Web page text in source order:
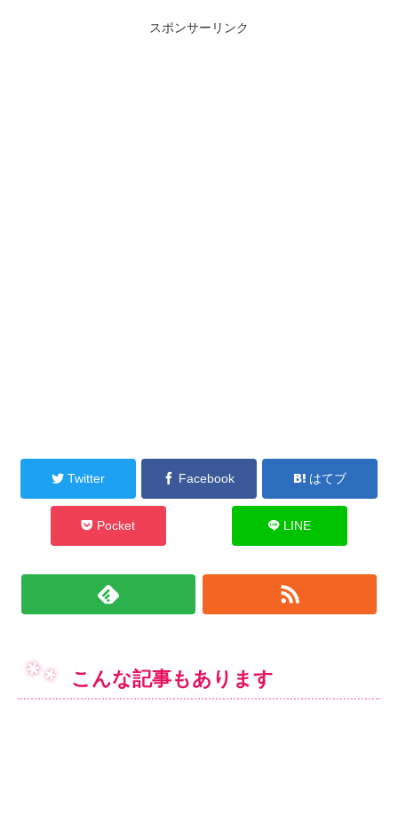
スポンサーリンク
Twitter Facebook はてブ
Pocket LINE
こんな記事もあります